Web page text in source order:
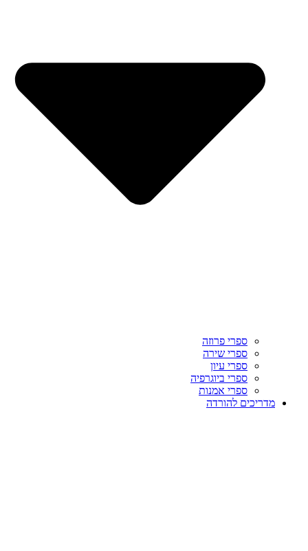
ספרי פרוזה
ספרי שירה
ספרי עיון
ספרי ביוגרפיה
ספרי אמנות
מדריכים להורדה